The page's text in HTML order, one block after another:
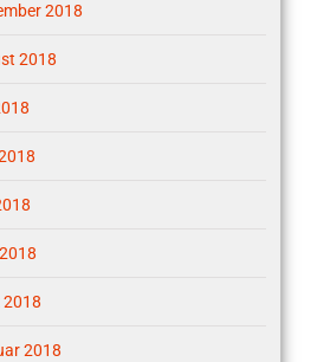
2018
2018
2018
2018